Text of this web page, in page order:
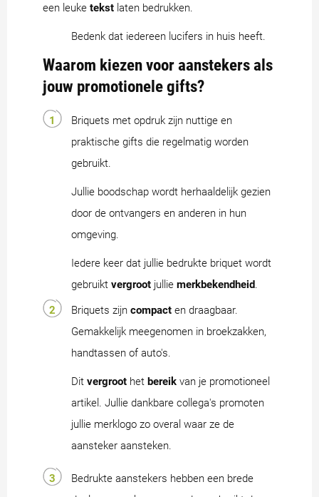
een leuke tekst laten bedrukken.
Bedenk dat iedereen lucifers in huis heeft.
Waarom kiezen voor aanstekers als
jouw promotionele gifts?
Briquets met opdruk zijn nuttige en
praktische gifts die regelmatig worden
gebruikt.
Jullie boodschap wordt herhaaldelijk gezien
door de ontvangers en anderen in hun
omgeving.
Iedere keer dat jullie bedrukte briquet wordt
gebruikt vergroot jullie merkbekendheid.
Briquets zijn compact en draagbaar.
Gemakkelijk meegenomen in broekzakken,
handtassen of auto's.
Dit vergroot het bereik van je promotioneel
artikel. Jullie dankbare collega's promoten
jullie merklogo zo overal waar ze de
aansteker aansteken.
Bedrukte aanstekers hebben een brede